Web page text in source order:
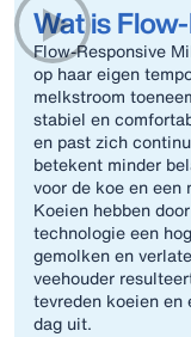
Wat is
Flow‑Responsive
op haar eigen
melkstroom
stabiel en
en past zich
betekent minder
voor de koe en
Koeien hebben
technologie een
gemolken en
veehouder
tevreden koeien en
dag uit.